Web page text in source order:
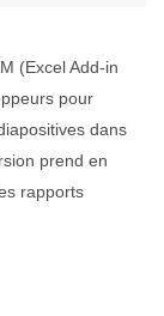
(Excel Add-in
pour
dans
prend en
rapports